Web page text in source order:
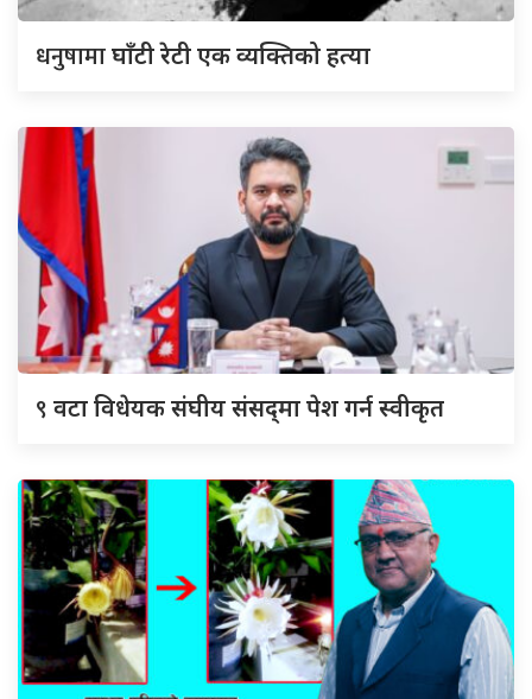
धनुषामाघाँटी रेटी एक व्यक्तिको हत्या
९ वटा विधेयक संघीय संसद्‌मा पेश गर्न स्वीकृत